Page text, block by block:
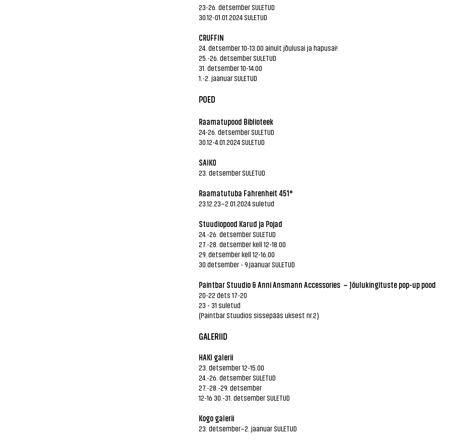
23-26. detsember SULETUD
30.12-01.01.2024 SULETUD
CRUFFIN
24. detsember 10-13.00 ainult jõulusai ja hapusai!
25.-26. detsember SULETUD
31. detsember 10-14.00
1.-2. jaanuar SULETUD
POED
Raamatupood Biblioteek
24-26. detsember SULETUD
30.12-4.01.2024 SULETUD
SAIKO
23. detsember SULETUD
Raamatutuba Fahrenheit 451°
23.12.23–2.01.2024 suletud
Stuudiopood Karud ja Pojad
24.-26. detsember SULETUD
27.-28. detsember kell 12-18.00
29. detsember kell 12-16.00
30.detsember - 9.jaanuar SULETUD
Paintbar Stuudio & Anni Ansmann Accessories – Jõulukingituste pop-up pood
20-22 dets 17-20
23 - 31 suletud
(Paintbar Stuudios sissepääs uksest nr.2)
GALERIID
HAKI galerii
23. detsember 12-15.00
24.-26. detsember SULETUD
27.-28.-29. detsember
12-16 30.-31. detsember SULETUD
Kogo galerii
23. detsember–2. jaanuar SULETUD